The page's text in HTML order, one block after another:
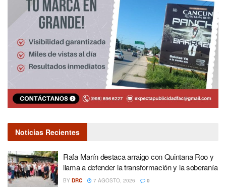
Noticias Recientes
Rafa Marín destaca arraigo con Quintana Roo y
llama a defender la transformación y la soberanía
BY DRC 7 AGOSTO, 2026 0